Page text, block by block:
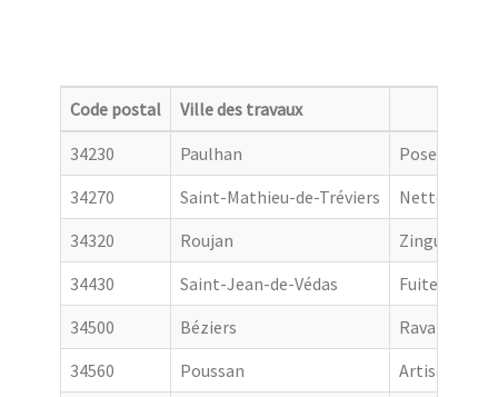
Code postal Ville des travaux
34230
Paulhan
Pose de
34270
Saint-Mathieu-de-Tréviers
Nettoyage
34320
Roujan
Zingueur
34430
Saint-Jean-de-Védas
Fuite toiture
34500
Béziers
Ravalement
34560
Poussan
Artisan